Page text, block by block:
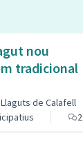
nou
tradicional
de Calafell
2